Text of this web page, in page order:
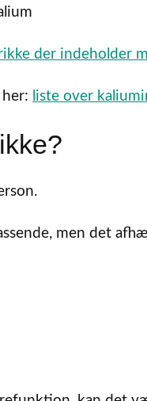
der indeholder
liste over
men det